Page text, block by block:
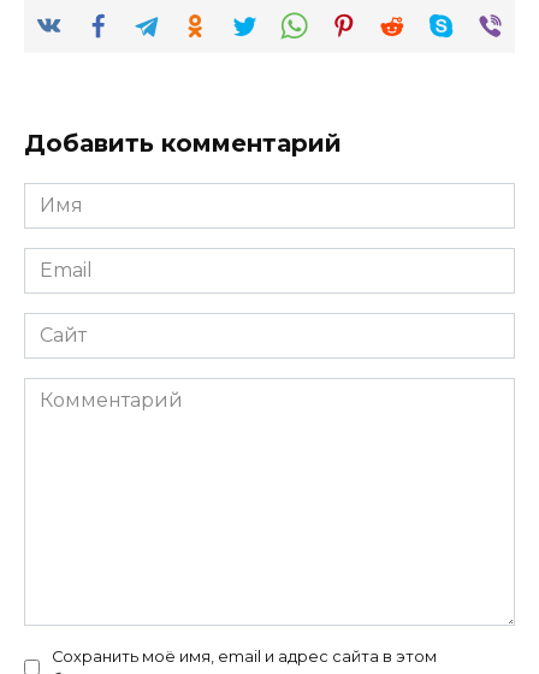
Добавить комментарий
Имя
*
Email
*
Сайт
Комментарий
Сохранить моё имя, email и адрес сайта в этом